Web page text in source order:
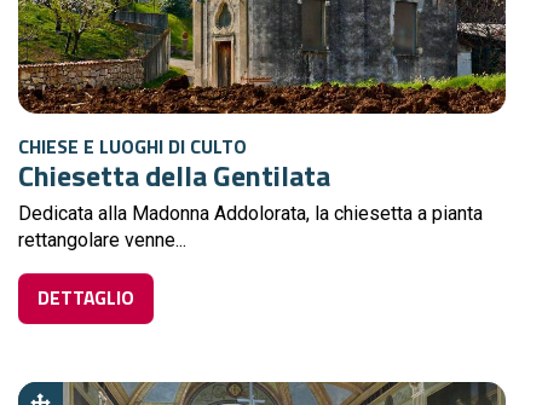
CHIESE E LUOGHI DI CULTO
Chiesetta della Gentilata
Dedicata alla Madonna Addolorata, la chiesetta a pianta
rettangolare venne...
DETTAGLIO